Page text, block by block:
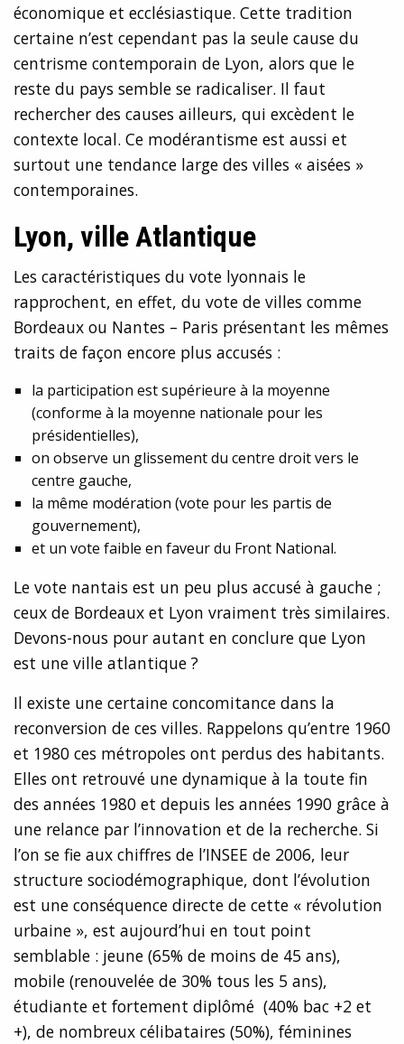
économique et ecclésiastique. Cette tradition
certaine n’est cependant pas la seule cause du
centrisme contemporain de Lyon, alors que le
reste du pays semble se radicaliser. Il faut
rechercher des causes ailleurs, qui excèdent le
contexte local. Ce modérantisme est aussi et
surtout une tendance large des villes « aisées »
contemporaines.
Lyon, ville Atlantique
Les caractéristiques du vote lyonnais le
rapprochent, en effet, du vote de villes comme
Bordeaux ou Nantes – Paris présentant les mêmes
traits de façon encore plus accusés :
la participation est supérieure à la moyenne
(conforme à la moyenne nationale pour les
présidentielles),
on observe un glissement du centre droit vers le
centre gauche,
la même modération (vote pour les partis de
gouvernement),
et un vote faible en faveur du Front National.
Le vote nantais est un peu plus accusé à gauche ;
ceux de Bordeaux et Lyon vraiment très similaires.
Devons-nous pour autant en conclure que Lyon
est une ville atlantique ?
Il existe une certaine concomitance dans la
reconversion de ces villes. Rappelons qu’entre 1960
et 1980 ces métropoles ont perdus des habitants.
Elles ont retrouvé une dynamique à la toute fin
des années 1980 et depuis les années 1990 grâce à
une relance par l’innovation et de la recherche. Si
l’on se fie aux chiffres de l’INSEE de 2006, leur
structure sociodémographique, dont l’évolution
est une conséquence directe de cette « révolution
urbaine », est aujourd’hui en tout point
semblable : jeune (65% de moins de 45 ans),
mobile (renouvelée de 30% tous les 5 ans),
étudiante et fortement diplômé (40% bac +2 et
+), de nombreux célibataires (50%), féminines